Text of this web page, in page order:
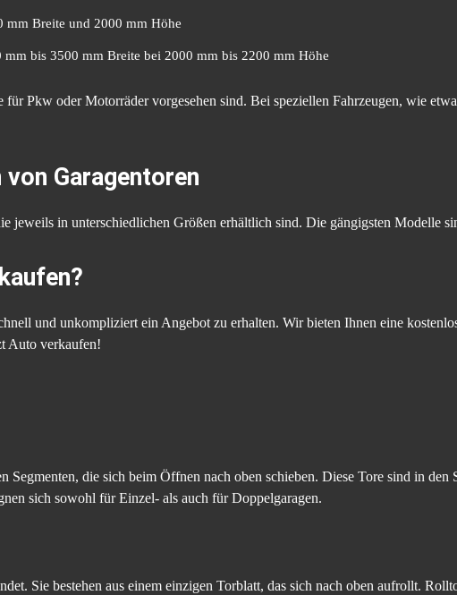
mm Breite und 2000 mm Höhe
mm bis 3500 mm Breite bei 2000 mm bis 2200 mm Höhe
Pkw oder Motorräder vorgesehen sind. Bei speziellen Fahrzeugen, wie
Garagentoren
jeweils in unterschiedlichen Größen erhältlich sind. Die gängigsten Modelle
und unkompliziert ein Angebot zu erhalten. Wir bieten Ihnen eine
Auto verkaufen!
Segmenten, die sich beim Öffnen nach oben schieben. Diese Tore sind in den
sich sowohl für Einzel- als auch für Doppelgaragen.
Sie bestehen aus einem einzigen Torblatt, das sich nach oben aufrollt.